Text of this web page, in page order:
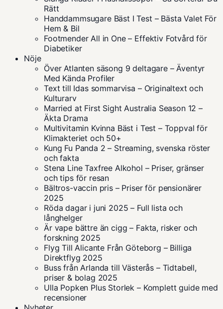
Rätt
Handdammsugare Bäst I Test – Bästa Valet För
Hem & Bil
Footmender All in One – Effektiv Fotvård för
Diabetiker
Nöje
Över Atlanten säsong 9 deltagare – Äventyr
Med Kända Profiler
Text till Idas sommarvisa – Originaltext och
Kulturarv
Married at First Sight Australia Season 12 –
Äkta Drama
Multivitamin Kvinna Bäst i Test – Toppval för
Klimakteriet och 50+
Kung Fu Panda 2 – Streaming, svenska röster
och fakta
Stena Line Taxfree Alkohol – Priser, gränser
och tips för resan
Bältros-vaccin pris – Priser för pensionärer
2025
Röda dagar i juni 2025 – Full lista och
långhelger
Är vape bättre än cigg – Fakta, risker och
forskning 2025
Flyg Till Alicante Från Göteborg – Billiga
Direktflyg 2025
Buss från Arlanda till Västerås – Tidtabell,
priser & bolag 2025
Ulla Popken Plus Storlek – Komplett guide med
recensioner